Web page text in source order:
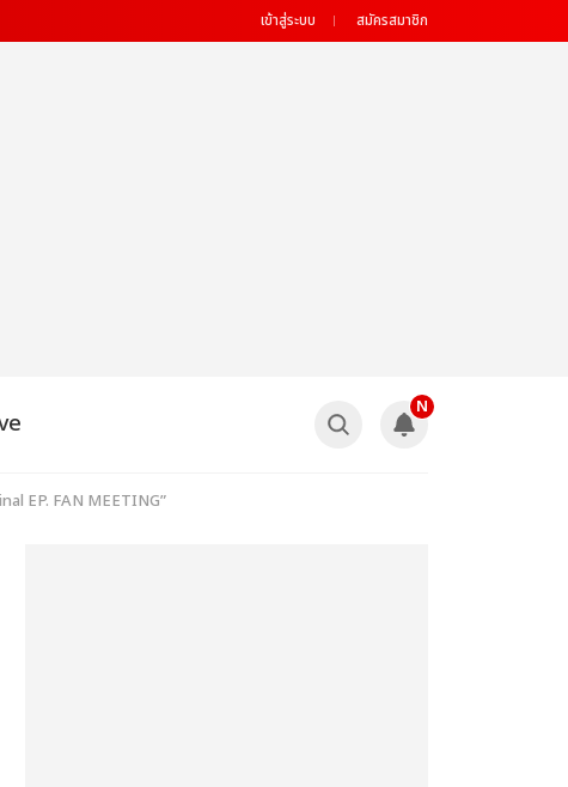
เข้าสู่ระบบ สมัครสมาชิก
N
EP. FAN MEETING”